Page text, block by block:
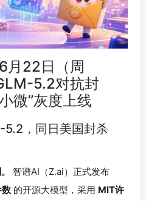
月22日（周
5.2对抗封
微”灰度上线
5.2，同日美国封杀
智谱AI（Z.ai）正式发布
的开源大模型，采用 MIT许